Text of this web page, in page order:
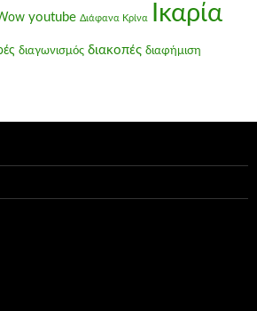
youtube Διάφανα Κρίνα Ικαρία
διαγωνισμός διακοπές διαφήμιση